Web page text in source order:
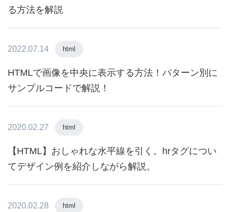
る方法を解説
2022.07.14 html
HTMLで画像を中央に表示する方法！パターン別に
サンプルコードで解説！
2020.02.27 html
【HTML】おしゃれな水平線を引く。hrタグについ
てデザイン例を紹介しながら解説。
2020.02.28 html